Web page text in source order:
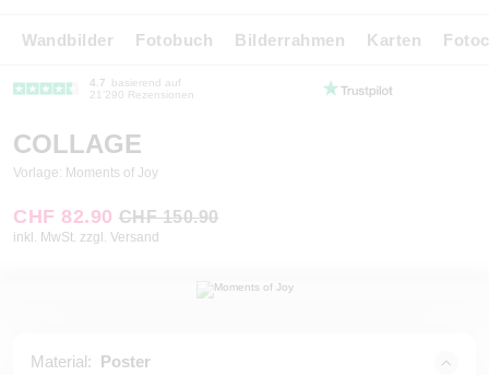
Wandbilder Fotobuch Bilderrahmen Karten
4.7
basierend auf
21’290 Rezensionen
COLLAGE
Vorlage: Moments of Joy
CHF 82.90 CHF 150.90
inkl. MwSt. zzgl. Versand
Material: Poster